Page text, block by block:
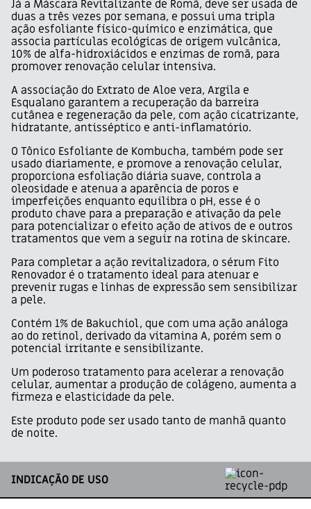
Já a Máscara Revitalizante de Romã, deve ser usada de
duas a três vezes por semana, e possui uma tripla
ação esfoliante físico-químico e enzimática, que
associa partículas ecológicas de origem vulcânica,
10% de alfa-hidroxiácidos e enzimas de romã, para
promover renovação celular intensiva.
A associação do Extrato de Aloe vera, Argila e
Esqualano garantem a recuperação da barreira
cutânea e regeneração da pele, com ação cicatrizante,
hidratante, antisséptico e anti-inflamatório.
O Tônico Esfoliante de Kombucha, também pode ser
usado diariamente, e promove a renovação celular,
proporciona esfoliação diária suave, controla a
oleosidade e atenua a aparência de poros e
imperfeições enquanto equilibra o pH, esse é o
produto chave para a preparação e ativação da pele
para potencializar o efeito ação de ativos de e outros
tratamentos que vem a seguir na rotina de skincare.
Para completar a ação revitalizadora, o sérum Fito
Renovador é o tratamento ideal para atenuar e
prevenir rugas e linhas de expressão sem sensibilizar
a pele.
Contém 1% de Bakuchiol, que com uma ação análoga
ao do retinol, derivado da vitamina A, porém sem o
potencial irritante e sensibilizante.
Um poderoso tratamento para acelerar a renovação
celular, aumentar a produção de colágeno, aumenta a
firmeza e elasticidade da pele.
Este produto pode ser usado tanto de manhã quanto
de noite.
INDICAÇÃO DE USO